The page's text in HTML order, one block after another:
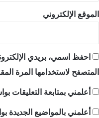
الموقع الإلكتروني
احفظ اسمي، بريدي
المتصفح لاستخدامها المرة
أعلمني بمتابعة التعليقات
أعلمني بالمواضيع الجديدة